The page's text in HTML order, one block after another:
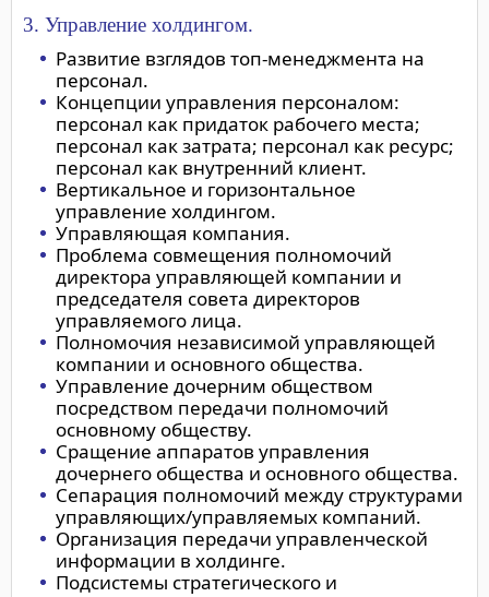
3. Управление холдингом.
Развитие взглядов топ-менеджмента на
персонал.
Концепции управления персоналом:
персонал как придаток рабочего места;
персонал как затрата; персонал как ресурс;
персонал как внутренний клиент.
Вертикальное и горизонтальное
управление холдингом.
Управляющая компания.
Проблема совмещения полномочий
директора управляющей компании и
председателя совета директоров
управляемого лица.
Полномочия независимой управляющей
компании и основного общества.
Управление дочерним обществом
посредством передачи полномочий
основному обществу.
Сращение аппаратов управления
дочернего общества и основного общества.
Сепарация полномочий между структурами
управляющих/управляемых компаний.
Организация передачи управленческой
информации в холдинге.
Подсистемы стратегического и